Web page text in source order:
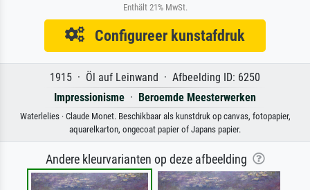
Enthält 21% MwSt.
Configureer kunstafdruk
1915 · Öl auf Leinwand · Afbeelding ID: 6250
Impressionisme · Beroemde Meesterwerken
Waterlelies · Claude Monet. Beschikbaar als kunstdruk op canvas, fotopapier,
aquarelkarton, ongecoat papier of Japans papier.
Andere kleurvarianten op deze afbeelding